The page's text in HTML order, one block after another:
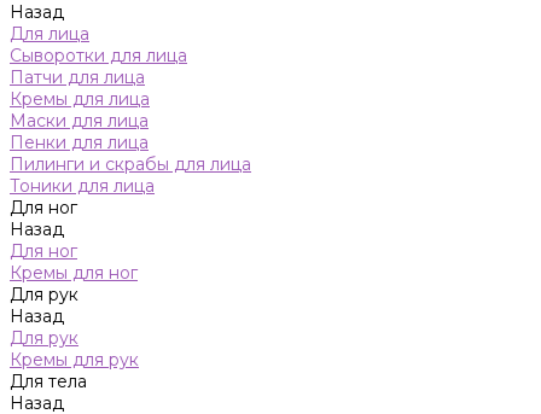
Назад
Для лица
Сыворотки для лица
Патчи для лица
Кремы для лица
Маски для лица
Пенки для лица
Пилинги и скрабы для лица
Тоники для лица
Для ног
Назад
Для ног
Кремы для ног
Для рук
Назад
Для рук
Кремы для рук
Для тела
Назад